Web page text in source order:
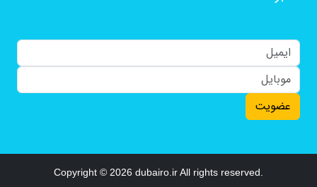
عضویت
Copyright © 2026 dubairo.ir All rights reserved.